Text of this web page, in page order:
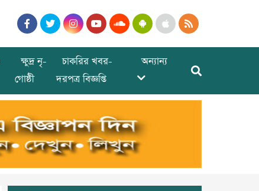
ক্ষুদ্র নৃ-
গোষ্ঠী
চাকরির খবর-
দরপত্র বিজ্ঞপ্তি
অন্যান্য